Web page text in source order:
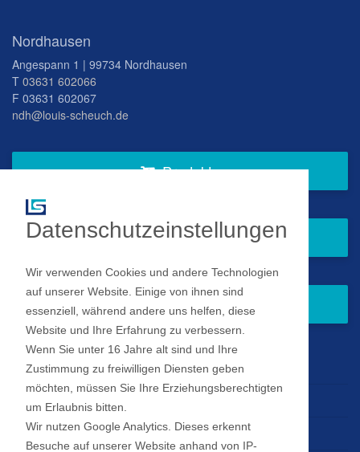
Nordhausen
Angespann 1 | 99734 Nordhausen
T 03631 602066
F 03631 602067
ndh@louis-scheuch.de
Produkte
Fragen Sie gern bei uns an
Zum Newsletter anmelden
Impressum
Datenschutz
Datenschutz Einstellungen
Datenschutzeinstellungen
Wir verwenden Cookies und andere Technologien
auf unserer Website. Einige von ihnen sind
essenziell, während andere uns helfen, diese
Website und Ihre Erfahrung zu verbessern.
Wenn Sie unter 16 Jahre alt sind und Ihre
Zustimmung zu freiwilligen Diensten geben
möchten, müssen Sie Ihre Erziehungsberechtigten
um Erlaubnis bitten.
Wir nutzen Google Analytics. Dieses erkennt
Besuche auf unserer Website anhand von IP-